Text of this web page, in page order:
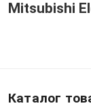
Mitsubishi
Каталог